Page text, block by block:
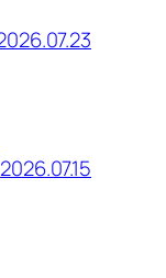
2026.07.15